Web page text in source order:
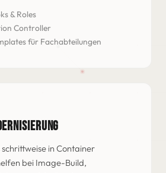
& Roles
Controller
für Fachabteilungen
in Container
bei Image-Build,